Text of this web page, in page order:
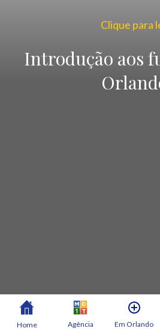
Clique para
Introdução aos
Home Agência Em Orlando